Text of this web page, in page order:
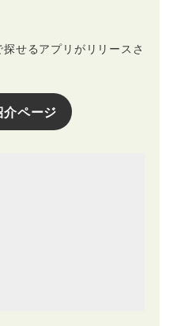
せるアプリがリリースさ
ページ